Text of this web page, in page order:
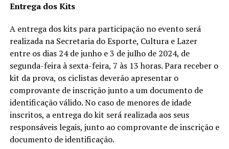
Entrega dos Kits
A entrega dos kits para participação no evento será
realizada na Secretaria do Esporte, Cultura e Lazer
entre os dias 24 de junho e 3 de julho de 2024, de
segunda-feira à sexta-feira, 7 às 13 horas. Para receber o
kit da prova, os ciclistas deverão apresentar o
comprovante de inscrição junto a um documento de
identificação válido. No caso de menores de idade
inscritos, a entrega do kit será realizada aos seus
responsáveis legais, junto ao comprovante de inscrição e
documento de identificação.